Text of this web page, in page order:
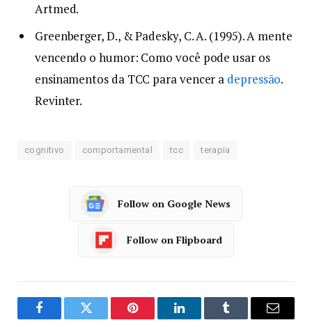
Artmed.
Greenberger, D., & Padesky, C. A. (1995). A mente
vencendo o humor: Como você pode usar os
ensinamentos da TCC para vencer a depressão.
Revinter.
cognitivo comportamental tcc terapia
Follow on Google News
Follow on Flipboard
FacebookTwitter Pinterest LinkedInTumblr Email